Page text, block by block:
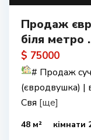
Продаж
біля метро
$ 75000
# Продаж
(євродвушка) |
Свя [ще]
48 м² кімнати